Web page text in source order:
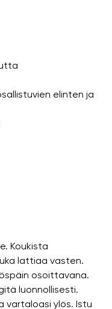
elinten ja
Koukista
lattiaa vasten.
osoittavana.
luonnollisesti.
vartaloasi ylös. Istu